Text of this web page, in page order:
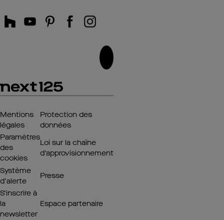
Mentions
légales
Protection des
données
Paramètres
des
cookies
Loi sur la chaîne
d’approvisionnement
Système
d'alerte
Presse
S’inscrire à
la
newsletter
Espace partenaire